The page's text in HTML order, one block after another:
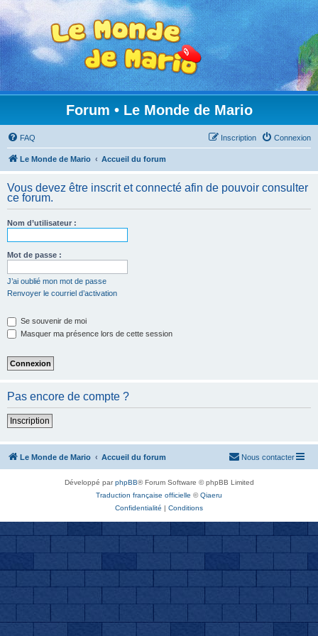
Forum • Le Monde de Mario
FAQ Connexion
Inscription
Le Monde de Mario Accueil du forum
Vous devez être inscrit et connecté afin de pouvoir consulter
ce forum.
Nom d’utilisateur :
Mot de passe :
J’ai oublié mon mot de passe
Renvoyer le courriel d’activation
Se souvenir de moi
Masquer ma présence lors de cette session
Pas encore de compte ?
Inscription
Le Monde de Mario Accueil du forum Nous contacter
Développé parphpBB® Forum Software © phpBB Limited
Traduction française officielle ©Qiaeru
Confidentialité | Conditions